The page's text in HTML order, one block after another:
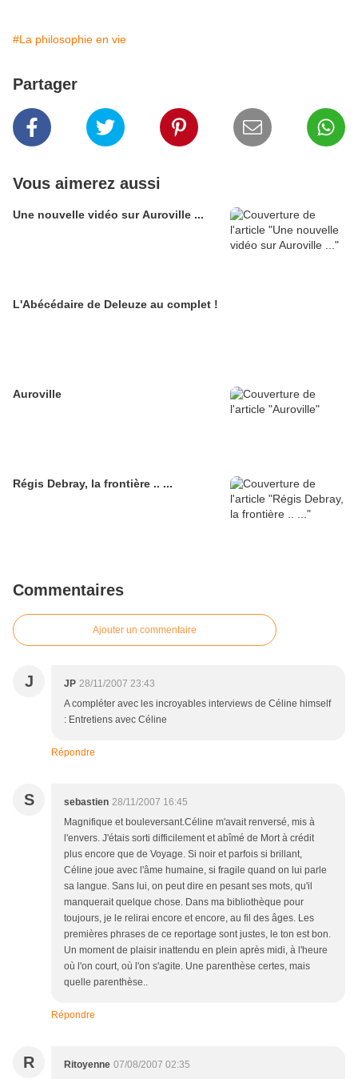
#La philosophie en vie
Partager
Vous aimerez aussi
Une nouvelle vidéo sur Auroville ...
L'Abécédaire de Deleuze au complet !
Auroville
Régis Debray, la frontière .. ...
Commentaires
Ajouter un commentaire
J JP 28/11/2007 23:43
A compléter avec les incroyables interviews de Céline himself
: Entretiens avec Céline
Répondre
S sebastien 28/11/2007 16:45
Magnifique et bouleversant.Céline m'avait renversé, mis à
l'envers. J'étais sorti difficilement et abîmé de Mort à crédit
plus encore que de Voyage. Si noir et parfois si brillant,
Céline joue avec l'âme humaine, si fragile quand on lui parle
sa langue. Sans lui, on peut dire en pesant ses mots, qu'il
manquerait quelque chose. Dans ma bibliothèque pour
toujours, je le relirai encore et encore, au fil des âges. Les
premières phrases de ce reportage sont justes, le ton est bon.
Un moment de plaisir inattendu en plein après midi, à l'heure
où l'on court, où l'on s'agite. Une parenthèse certes, mais
quelle parenthèse..
Répondre
R Ritoyenne 07/08/2007 02:35